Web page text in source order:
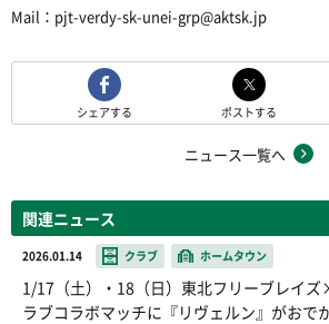
Mail：pjt-verdy-sk-unei-grp@aktsk.jp
シェアする ポストする
ニュース一覧へ
関連ニュース
2026.01.14 クラブ ホームタウン
1/17（土）・18（日）東北フリーブレイ
ラブコラボマッチに『リヴェルン』がおで